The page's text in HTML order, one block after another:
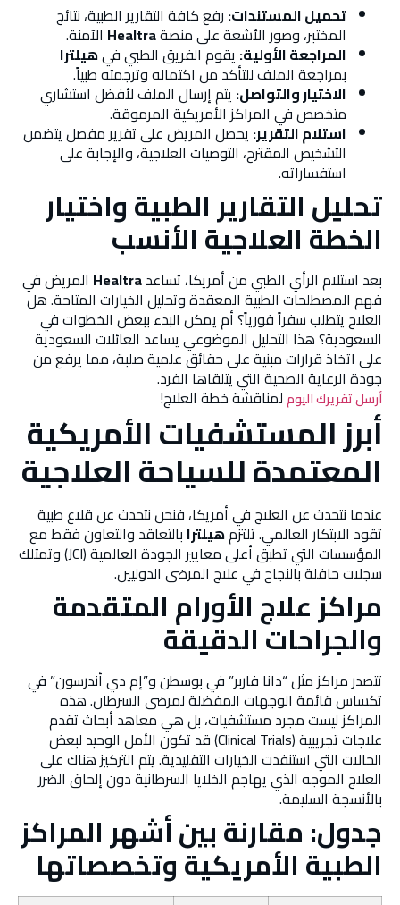
تحميل المستندات: رفع كافة التقارير الطبية، نتائج
المختبر، وصور الأشعة على منصةHealtra الآمنة.
المراجعة الأولية: يقوم الفريق الطبي فيهيلترا
بمراجعة الملف للتأكد من اكتماله وترجمته طبياً.
الاختيار والتواصل: يتم إرسال الملف لأفضل استشاري
متخصص في المراكز الأمريكية المرموقة.
استلام التقرير: يحصل المريض على تقرير مفصل يتضمن
التشخيص المقترح، التوصيات العلاجية، والإجابة على
استفساراته.
تحليل التقارير الطبية واختيار
الخطة العلاجية الأنسب
بعد استلام الرأي الطبي من أمريكا، تساعدHealtra المريض في
فهم المصطلحات الطبية المعقدة وتحليل الخيارات المتاحة. هل
العلاج يتطلب سفراً فورياً؟ أم يمكن البدء ببعض الخطوات في
السعودية؟ هذا التحليل الموضوعي يساعد العائلات السعودية
على اتخاذ قرارات مبنية على حقائق علمية صلبة، مما يرفع من
جودة الرعاية الصحية التي يتلقاها الفرد.
أرسل تقريرك اليوملمناقشة خطة العلاج!
أبرز المستشفيات الأمريكية
المعتمدة للسياحة العلاجية
عندما نتحدث عن العلاج في أمريكا، فنحن نتحدث عن قلاع طبية
تقود الابتكار العالمي. تلتزمهيلترا بالتعاقد والتعاون فقط مع
المؤسسات التي تطبق أعلى معايير الجودة العالمية (JCI) وتمتلك
سجلات حافلة بالنجاح في علاج المرضى الدوليين.
مراكز علاج الأورام المتقدمة
والجراحات الدقيقة
تتصدر مراكز مثل “دانا فاربر” في بوسطن و”إم دي أندرسون” في
تكساس قائمة الوجهات المفضلة لمرضى السرطان. هذه
المراكز ليست مجرد مستشفيات، بل هي معاهد أبحاث تقدم
علاجات تجريبية (Clinical Trials) قد تكون الأمل الوحيد لبعض
الحالات التي استنفدت الخيارات التقليدية. يتم التركيز هناك على
العلاج الموجه الذي يهاجم الخلايا السرطانية دون إلحاق الضرر
بالأنسجة السليمة.
جدول: مقارنة بين أشهر المراكز
الطبية الأمريكية وتخصصاتها